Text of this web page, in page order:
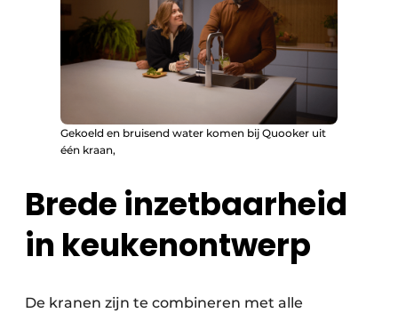
Gekoeld en bruisend water komen bij Quooker uit
één kraan,
Brede inzetbaarheid
in keukenontwerp
De kranen zijn te combineren met alle